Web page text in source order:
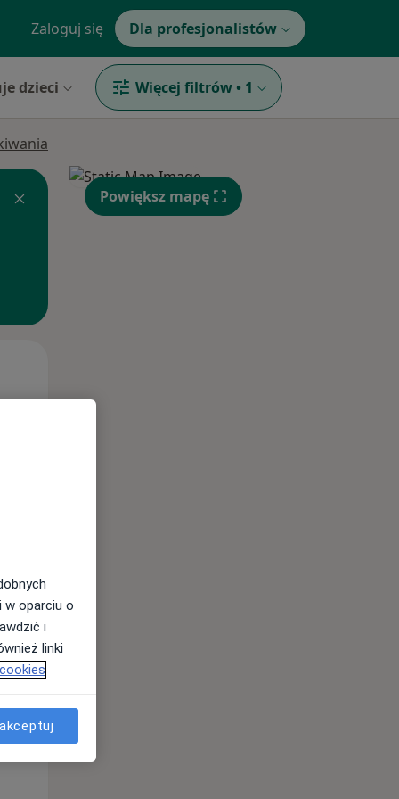
Zaloguj się Dla profesjonalistów
dzieci Więcej filtrów • 1
Śr,
Powiększ mapę
w oparciu o
i
linki